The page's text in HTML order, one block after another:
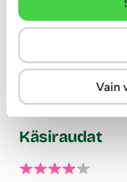
Vain
Nanma
Käsiraudat